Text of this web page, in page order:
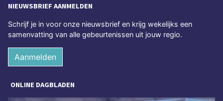
NIEUWSBRIEF AANMELDEN
Schrijf je in voor onze nieuwsbrief en krijg wekelijks een
samenvatting van alle gebeurtenissen uit jouw regio.
Aanmelden
ONLINE DAGBLADEN